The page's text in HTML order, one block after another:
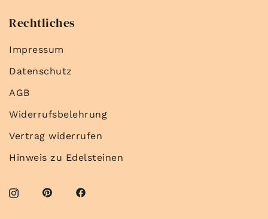
Rechtliches
Impressum
Datenschutz
AGB
Widerrufsbelehrung
Vertrag widerrufen
Hinweis zu Edelsteinen